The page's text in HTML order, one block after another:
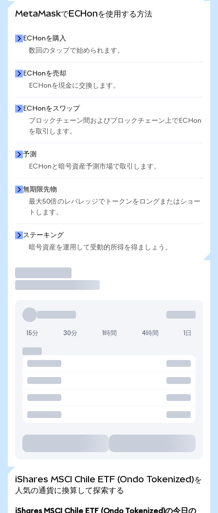
MetaMaskでECHonを使用する方法
ECHonを購入
数回のタップで始められます。
ECHonを売却
ECHonを現金に交換します。
ECHonをスワップ
ブロックチェーン間およびブロックチェーン上でECHon
を取引します。
予測
ECHonと暗号資産予測市場で取引します。
無期限先物
最大50倍のレバレッジでトークンをロングまたはショー
トします。
ステーキング
暗号資産を運用して受動的所得を得ましょう。
15分 30分 1時間 4時間 1日
iShares MSCI Chile ETF (Ondo Tokenized)を
人気の通貨に換算して探索する
iShares MSCI Chile ETF (Ondo Tokenized)の今日の